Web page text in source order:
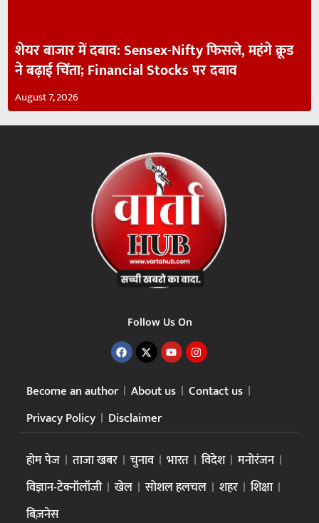
शेयर बाजार में दबाव: Sensex-Nifty फिसले, महंगे क्रूड
ने बढ़ाई चिंता; Financial Stocks पर दबाव
August 7, 2026
Follow Us On
Become an author About us
Contact us
Privacy Policy
Disclaimer
होम पेज ताजा खबर चुनाव भारत विदेश
मनोरंजन
विज्ञान-टेक्नॉलॉजी
खेल सोशल हलचल शहर
शिक्षा
बिज़नेस